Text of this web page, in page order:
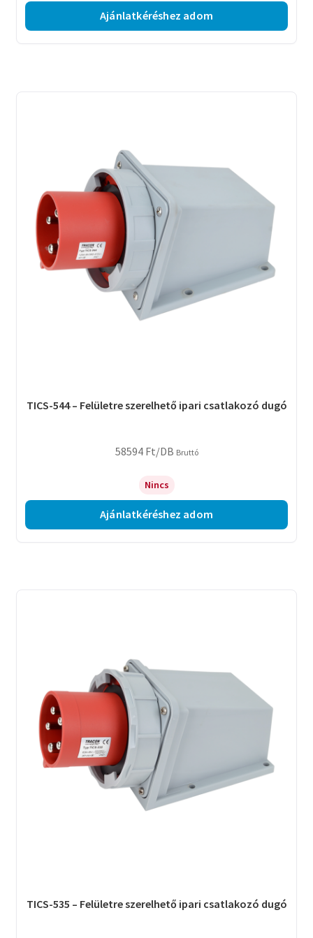
Ajánlatkéréshez adom
TICS-544 – Felületre szerelhető ipari csatlakozó dugó
58594 Ft/DB Bruttó
Nincs
Ajánlatkéréshez adom
TICS-535 – Felületre szerelhető ipari csatlakozó dugó